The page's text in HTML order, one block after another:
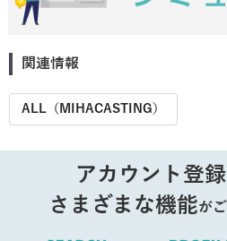
関連情報
ALL（MIHACASTING）
アカウント登録
さまざまな機能が